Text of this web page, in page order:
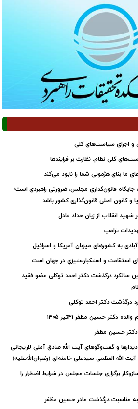
و اجرای سیاست‌های کلی
کلی نظام: نظارت بر فرایندها
ما بنای هژمونی شما را نابود می‌کند
قانون‌گذاری مجلس، ضرورتی راهبردی است/
و کانون اصلی قانون‌گذاری کشور باشد
شهید انقلاب از زبان حداد عادل
ترامپ
به کشورهای میزبان آمریکا و اسرائیل
استقامت و استکبارستیزیِ در جهان است
سالگرد درگذشت دکتر احمد توکلی عضو فقید
درگذشت دکتر احمد توکلی
دکتر حسین مظفر ۳۱تیر ۱۴۰۵
دکتر حسین مظفر
و گفت‌وگوهای آیت ‌الله صادق آملی لاریجانی
الله العظمی سیدعلی خامنه‌ای (رضوان‌الله‌علیه)
برگزاری جلسات مجلس در شرایط اضطرار را
به مناسبت درگذشت مادر حسین مظفر